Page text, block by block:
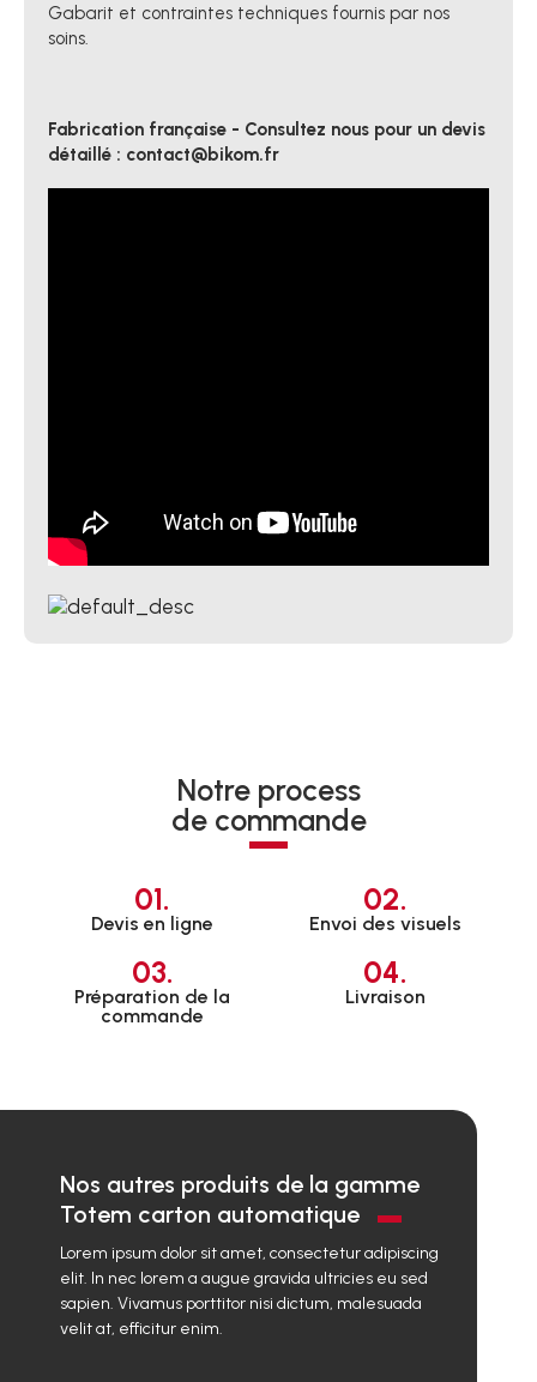
Gabarit et contraintes techniques fournis par nos
soins.
Fabrication française - Consultez nous pour un devis
détaillé : contact@bikom.fr
Notre process
de commande
01.
Devis en ligne
02.
Envoi des visuels
03.
Préparation de la
commande
04.
Livraison
Nos autres produits de la gamme
Totem carton automatique
Lorem ipsum dolor sit amet, consectetur adipiscing
elit. In nec lorem a augue gravida ultricies eu sed
sapien. Vivamus porttitor nisi dictum, malesuada
velit at, efficitur enim.